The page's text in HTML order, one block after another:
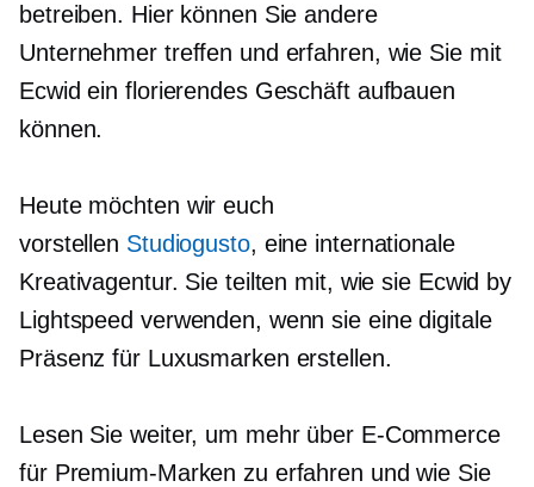
betreiben. Hier können Sie andere
Unternehmer treffen und erfahren, wie Sie mit
Ecwid ein florierendes Geschäft aufbauen
können.
Heute möchten wir euch
vorstellen Studiogusto, eine internationale
Kreativagentur. Sie teilten mit, wie sie Ecwid by
Lightspeed verwenden, wenn sie eine digitale
Präsenz für Luxusmarken erstellen.
Lesen Sie weiter, um mehr über E-Commerce
für Premium-Marken zu erfahren und wie Sie